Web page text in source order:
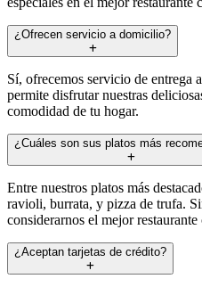
¿Ofrecen servicio a domicilio?
Sí, ofrecemos servicio de entrega
permite disfrutar nuestras
comodidad de tu hogar.
¿Cuáles son sus platos más
Entre nuestros platos más
ravioli, burrata, y pizza de trufa.
considerarnos el mejor
¿Aceptan tarjetas de crédito?